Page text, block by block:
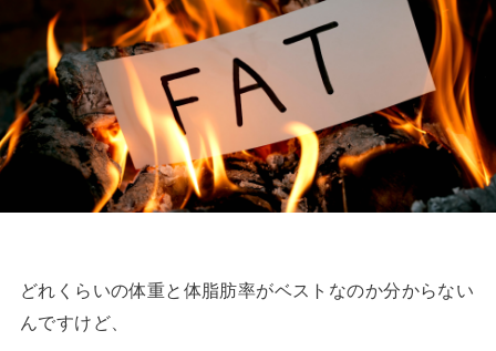
どれくらいの体重と体脂肪率がベストなのか分からない
んですけど、